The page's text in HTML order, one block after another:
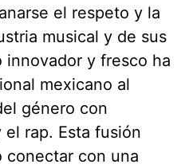
el respeto y la
musical y de sus
innovador y fresco ha
mexicano al
género con
rap. Esta fusión
conectar con una